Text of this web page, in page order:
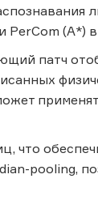
(A*)
патч
что
pooling,